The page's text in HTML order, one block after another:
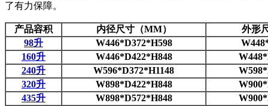
了有力保障。
产品容积 内径尺寸（MM）
外形
98升
W446*D372*H598
160升
W446*D422*H848
240升
W596*D372*H1148
320升
W898*D422*H848
435升
W898*D572*H848